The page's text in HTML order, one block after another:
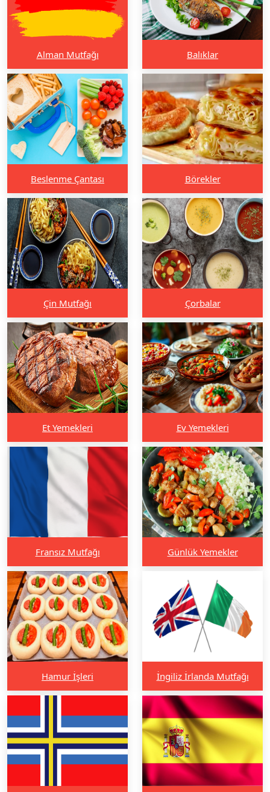
Alman Mutfağı Balıklar
Beslenme Çantası Börekler
Çin Mutfağı Çorbalar
Et Yemekleri Ev Yemekleri
Fransız Mutfağı Günlük Yemekler
Hamur İşleri İngiliz İrlanda Mutfağı